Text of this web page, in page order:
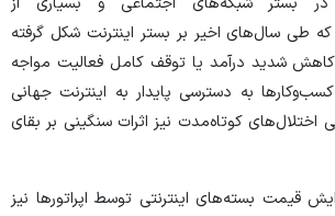
طی سال‌های اخیر بر بستر اینترنت شکل گرفته
کاهش شدید درآمد یا توقف کامل فعالیت مواجه
به دسترسی پایدار به اینترنت جهانی
کوتاه‌مدت نیز اثرات سنگینی بر بقای
قیمت بسته‌های اینترنتی توسط اپراتور‌ها نیز